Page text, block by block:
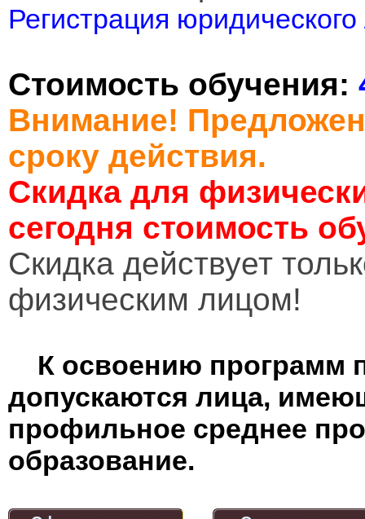
Регистрация
Стоимость обучения:
Внимание!
сроку действия.
Скидка для
сегодня стоимость
Cкидка действует
физическим лицом!
К освоению программ
допускаются лица,
профильное среднее
образование.